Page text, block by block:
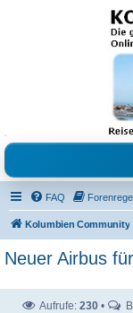
grosse Forum
Freunde
Reisen, Auswandern, Kultur,
Austausch, Erfahrungen
FAQ
Kolumbien Community
Neuer Airbus
Aufrufe: 230 •